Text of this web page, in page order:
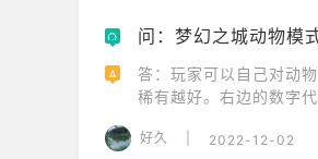
Q 问：梦幻之城动物模
A
答：玩家可以自己对动
稀有越好。右边的数字
好久 2022-12-02